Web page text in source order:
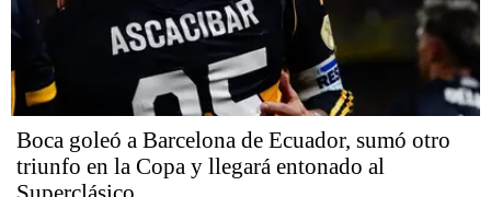
Boca goleó a Barcelona de Ecuador, sumó otro
triunfo en la Copa y llegará entonado al